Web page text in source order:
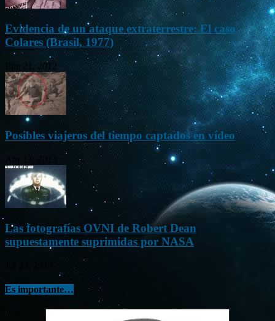
Evidencia de un ataque extraterrestre: El caso
Colares (Brasil, 1977)
Ene 21, 2012
Posibles viajeros del tiempo captados en vídeo
Las fotografías OVNI de Robert Dean
supuestamente suprimidas por NASA
Es importante…